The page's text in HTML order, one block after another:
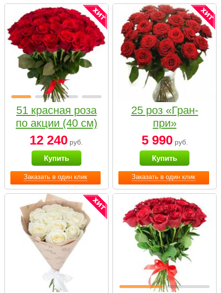
Заказать в один клик
51 красная роза
по акции (40 см)
12 240 руб.
Купить
Заказать в один клик
25 роз «Гран-
при»
5 990руб.
Купить